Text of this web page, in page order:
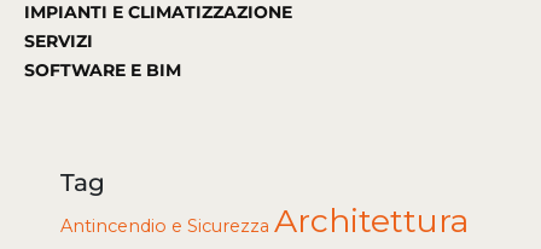
IMPIANTI E CLIMATIZZAZIONE
SERVIZI
SOFTWARE E BIM
Tag
Antincendio e Sicurezza Architettura